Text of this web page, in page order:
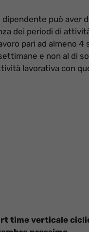
può aver
dei periodi di
pari ad almeno 4
e non al di
lavorativa con
time verticale